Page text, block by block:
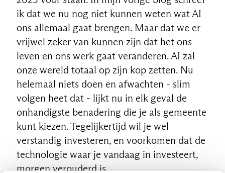
ik dat we nu nog niet kunnen weten wat AI
ons allemaal gaat brengen. Maar dat we er
vrijwel zeker van kunnen zijn dat het ons
leven en ons werk gaat veranderen. AI zal
onze wereld totaal op zijn kop zetten. Nu
helemaal niets doen en afwachten - slim
volgen heet dat - lijkt nu in elk geval de
onhandigste benadering die je als gemeente
kunt kiezen. Tegelijkertijd wil je wel
verstandig investeren, en voorkomen dat de
technologie waar je vandaag in investeert,
morgen verouderd is.
NL